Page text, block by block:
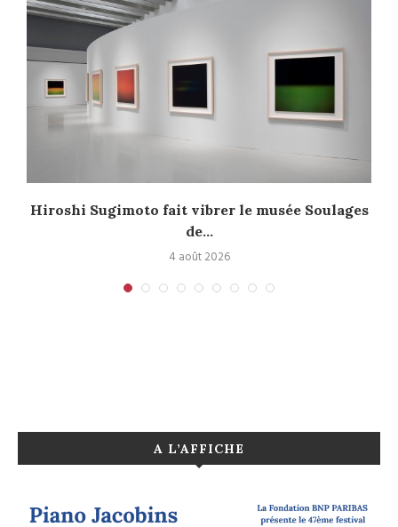
Hiroshi Sugimoto fait vibrer le musée Soulages
de...
4 août 2026
A L’AFFICHE